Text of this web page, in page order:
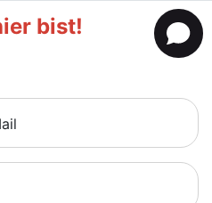
bist!